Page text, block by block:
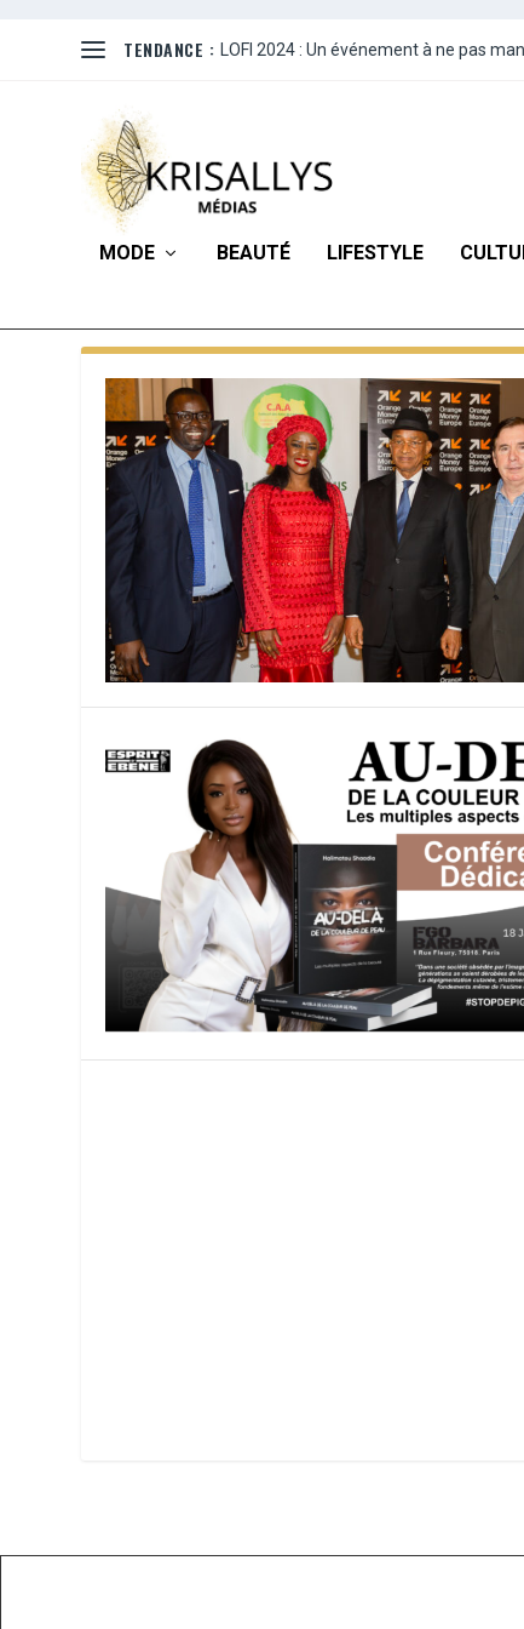
TENDANCE : LOFI 2024 : Un événement à ne pas
MODE BEAUTÉ LIFESTYLE